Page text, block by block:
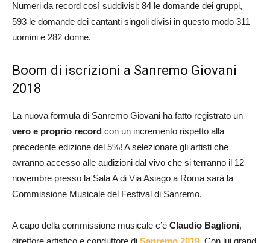
Numeri da record così suddivisi: 84 le domande dei gruppi,
593 le domande dei cantanti singoli divisi in questo modo 311
uomini e 282 donne.
Boom di iscrizioni a Sanremo Giovani
2018
La nuova formula di Sanremo Giovani ha fatto registrato un
vero e proprio record con un incremento rispetto alla
precedente edizione del 5%! A selezionare gli artisti che
avranno accesso alle audizioni dal vivo che si terranno il 12
novembre presso la Sala A di Via Asiago a Roma sarà la
Commissione Musicale del Festival di Sanremo.
A capo della commissione musicale c’è Claudio Baglioni,